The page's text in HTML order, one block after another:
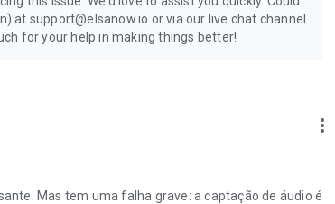
at support@elsanow.io or via our live chat channel
for your help in making things better!
more_vert
Mas tem uma falha grave: a captação de áudio é